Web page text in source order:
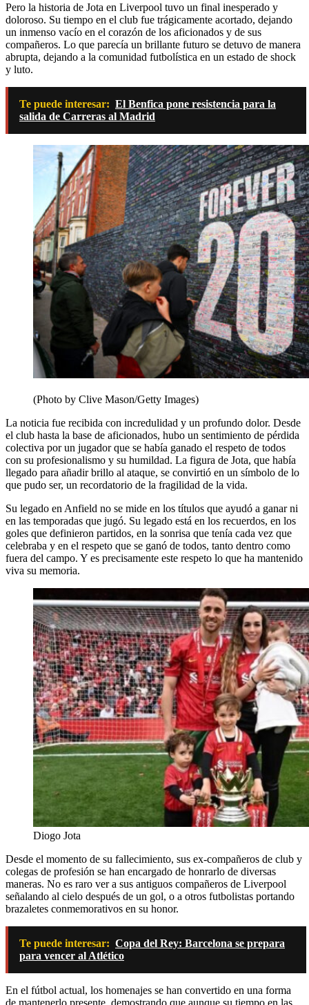
Pero la historia de Jota en Liverpool tuvo un final inesperado y
doloroso. Su tiempo en el club fue trágicamente acortado, dejando
un inmenso vacío en el corazón de los aficionados y de sus
compañeros. Lo que parecía un brillante futuro se detuvo de manera
abrupta, dejando a la comunidad futbolística en un estado de shock
y luto.
Te puede interesar: El Benfica pone resistencia para la
salida de Carreras al Madrid
(Photo by Clive Mason/Getty Images)
La noticia fue recibida con incredulidad y un profundo dolor. Desde
el club hasta la base de aficionados, hubo un sentimiento de pérdida
colectiva por un jugador que se había ganado el respeto de todos
con su profesionalismo y su humildad. La figura de Jota, que había
llegado para añadir brillo al ataque, se convirtió en un símbolo de lo
que pudo ser, un recordatorio de la fragilidad de la vida.
Su legado en Anfield no se mide en los títulos que ayudó a ganar ni
en las temporadas que jugó. Su legado está en los recuerdos, en los
goles que definieron partidos, en la sonrisa que tenía cada vez que
celebraba y en el respeto que se ganó de todos, tanto dentro como
fuera del campo. Y es precisamente este respeto lo que ha mantenido
viva su memoria.
Diogo Jota
Desde el momento de su fallecimiento, sus ex-compañeros de club y
colegas de profesión se han encargado de honrarlo de diversas
maneras. No es raro ver a sus antiguos compañeros de Liverpool
señalando al cielo después de un gol, o a otros futbolistas portando
brazaletes conmemorativos en su honor.
Te puede interesar: Copa del Rey: Barcelona se prepara
para vencer al Atlético
En el fútbol actual, los homenajes se han convertido en una forma
de mantenerlo presente, demostrando que aunque su tiempo en las